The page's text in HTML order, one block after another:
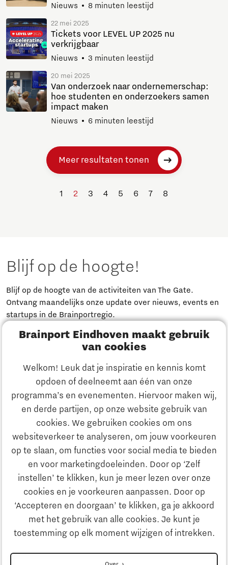
Brainport Eindhoven maakt gebruik
van cookies
Welkom! Leuk dat je inspiratie en kennis komt
opdoen of deelneemt aan één van onze
programma’s en evenementen. Hiervoor maken wij,
en derde partijen, op onze website gebruik van
cookies. We gebruiken cookies om ons
websiteverkeer te analyseren, om jouw voorkeuren
op te slaan, om functies voor social media te bieden
en voor marketingdoeleinden. Door op ‘Zelf
instellen’ te klikken, kun je meer lezen over onze
cookies en je voorkeuren aanpassen. Door op
‘Accepteren en doorgaan’ te klikken, ga je akkoord
met het gebruik van alle cookies. Je kunt je
toestemming op elk moment wijzigen of intrekken.
Nieuws 8 minuten leestijd
22 mei 2025
Tickets voor LEVEL UP 2025 nu
verkrijgbaar
Nieuws 3 minuten leestijd
20 mei 2025
Van onderzoek naar ondernemerschap:
hoe studenten en onderzoekers samen
impact maken
Nieuws 6 minuten leestijd
Meer resultaten tonen
1 2 3 4 5 6 7 8
Blijf op de hoogte!
Blijf op de hoogte van de activiteiten van The Gate.
Ontvang maandelijks onze update over nieuws, events en
startups in de Brainportregio.
Meld je aan
Heb je een vraag?
E-mailadres:info@thegate.tech
Volg ons
Bezoekadres walk-in hours &
The Gate Academy
Eindhoven University of Technology
Alpha Hub, 2e verdieping
Het Eeuwsel 57, 5612 AS Eindhoven